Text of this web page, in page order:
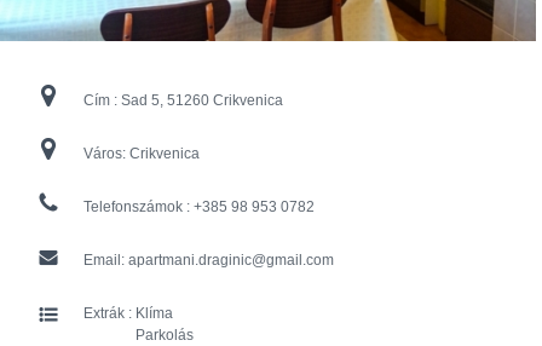
Cím : Sad 5, 51260 Crikvenica
Város: Crikvenica
Telefonszámok : +385 98 953 0782
Email: apartmani.draginic@gmail.com
Extrák : Klíma
Parkolás